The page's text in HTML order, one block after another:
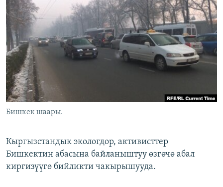
ЭЖЕ-СИҢДИЛЕР
АЗАТТЫК+
ЫҢГАЙСЫЗ СУРООЛОР
ОНЛАЙН ШЕРИНЕ
ЭЕ/АРнун бардык сайттары
Бишкек шаары.
Кыргызстандык экологдор, активисттер
Бишкектин абасына байланыштуу өзгөчө абал
киргизүүгө бийликти чакырышууда.